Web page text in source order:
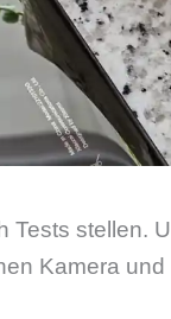
Tests stellen.
Kamera und